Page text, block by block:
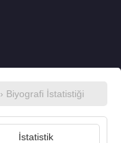
› Biyografi İstatistiği
İstatistik